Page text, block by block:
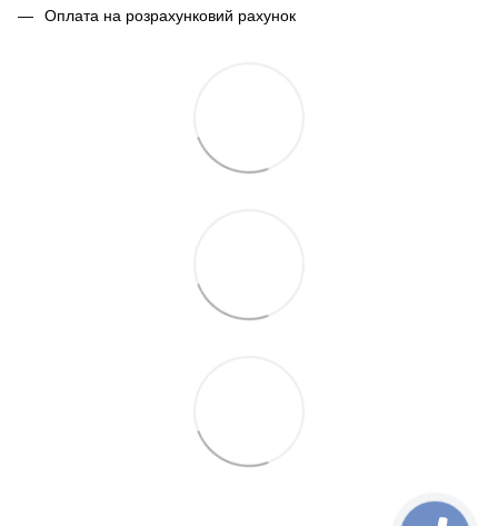
Оплата на розрахунковий рахунок